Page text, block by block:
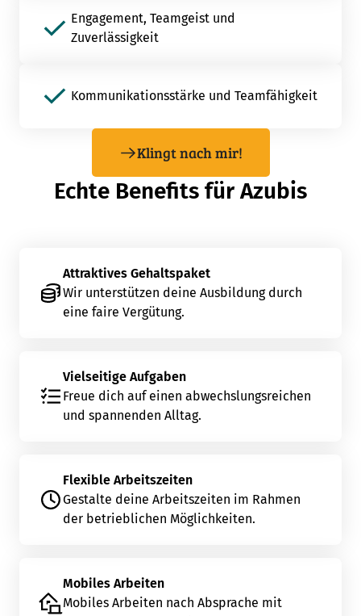
Engagement, Teamgeist und
Zuverlässigkeit
Kommunikationsstärke und Teamfähigkeit
Klingt nach mir!
Echte Benefits für Azubis
Attraktives Gehaltspaket
Wir unterstützen deine Ausbildung durch
eine faire Vergütung.
Vielseitige Aufgaben
Freue dich auf einen abwechslungsreichen
und spannenden Alltag.
Flexible Arbeitszeiten
Gestalte deine Arbeitszeiten im Rahmen
der betrieblichen Möglichkeiten.
Mobiles Arbeiten
Mobiles Arbeiten nach Absprache mit